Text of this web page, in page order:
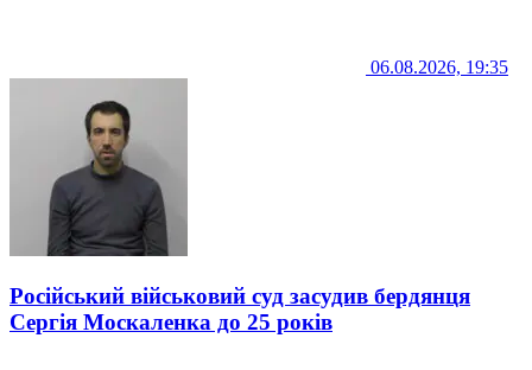
06.08.2026, 19:35
Російський військовий суд засудив бердянця
Сергія Москаленка до 25 років